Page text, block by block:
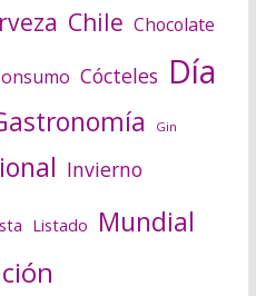
Chile Chocolate
Cócteles Día
Gin
Invierno
Listado Mundial